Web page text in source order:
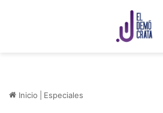
Inicio Especiales